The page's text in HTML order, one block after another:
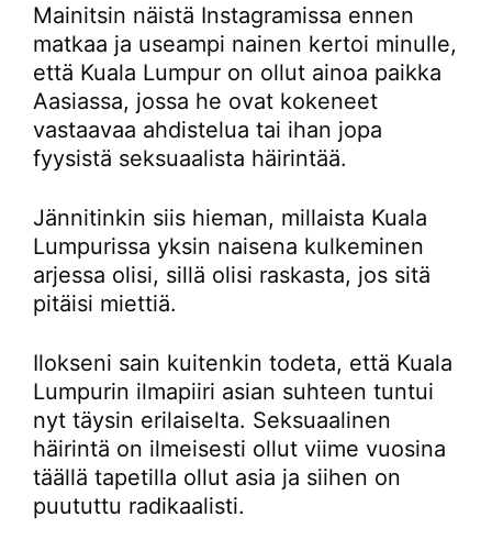
Mainitsin näistä Instagramissa ennen
matkaa ja useampi nainen kertoi minulle,
että Kuala Lumpur on ollut ainoa paikka
Aasiassa, jossa he ovat kokeneet
vastaavaa ahdistelua tai ihan jopa
fyysistä seksuaalista häirintää.
Jännitinkin siis hieman, millaista Kuala
Lumpurissa yksin naisena kulkeminen
arjessa olisi, sillä olisi raskasta, jos sitä
pitäisi miettiä.
Ilokseni sain kuitenkin todeta, että Kuala
Lumpurin ilmapiiri asian suhteen tuntui
nyt täysin erilaiselta. Seksuaalinen
häirintä on ilmeisesti ollut viime vuosina
täällä tapetilla ollut asia ja siihen on
puututtu radikaalisti.